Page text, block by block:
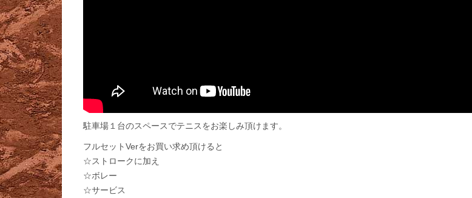
駐車場１台のスペースでテニスをお楽しみ頂けます。
フルセットVerをお買い求め頂けると
☆ストロークに加え
☆ボレー
☆サービス